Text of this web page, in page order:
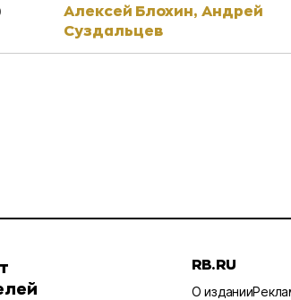
Алексей Блохин, Андрей
Суздальцев
RB.RU
О издании